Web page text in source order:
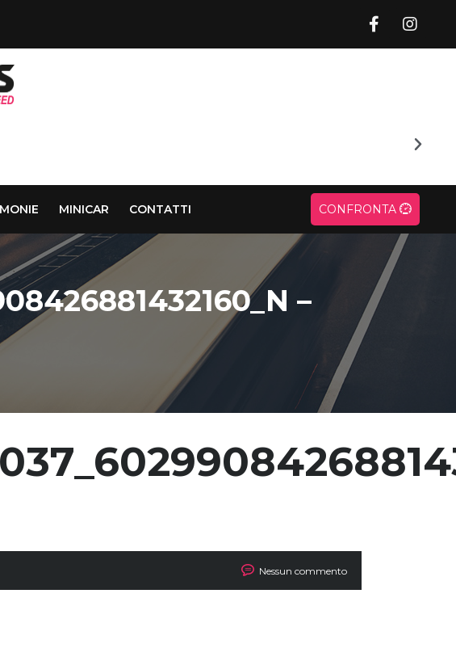
MINICAR CONTATTI CONFRONTA
–
Nessun commento